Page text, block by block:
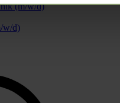
(m/w/d)
w/d)